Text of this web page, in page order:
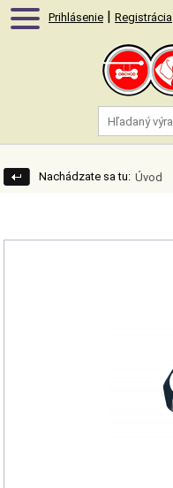
Prihlásenie | Registrácia
Nachádzate sa tu: Úvod